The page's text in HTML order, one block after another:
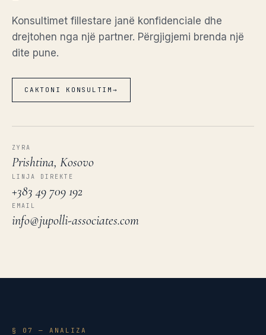
Konsultimet fillestare janë konfidenciale dhe
drejtohen nga një partner. Përgjigjemi brenda një
dite pune.
CAKTONI KONSULTIM →
ZYRA
Prishtina, Kosovo
LINJA DIREKTE
+383 49 709 192
EMAIL
info@jupolli-associates.com
§ 07 — ANALIZA